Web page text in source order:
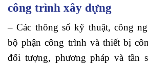
công trình xây dựng
– Các thông số kỹ thuật, công
bộ phận công trình và thiết bị
đối tượng, phương pháp và tần